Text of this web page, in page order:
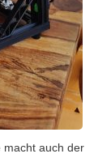
macht auch der